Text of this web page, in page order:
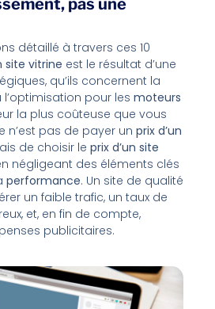
détaillé à travers ces 10
site vitrine est le résultat d’une
qu’ils concernent la
l’optimisation pour les moteurs
la plus coûteuse que vous
n’est pas de payer un prix d’un
de choisir le prix d’un site
négligeant des éléments clés
performance. Un site de qualité
un faible trafic, un taux de
et, en fin de compte,
publicitaires.